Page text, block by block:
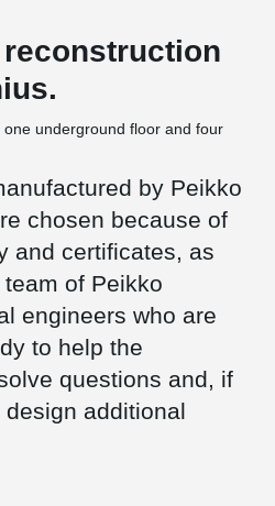
underground floor and four
by Peikko
chosen because of
and certificates, as
of Peikko
engineers who are
to help the
questions and, if
design additional